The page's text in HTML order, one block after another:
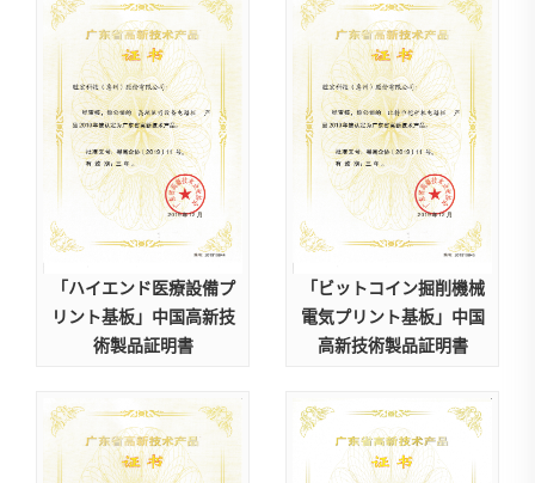
「ハイエンド医療設備プ
リント基板」中国高新技
術製品証明書
「ビットコイン掘削機械
電気プリント基板」中国
高新技術製品証明書